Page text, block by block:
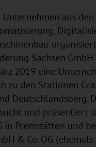
Unternehmen aus den
Sachsen GmbH
2019 eine
zu den Stationen
Deutschlandsberg.
und präsentiert
in Premstätten und
& Co. OG (ehemals